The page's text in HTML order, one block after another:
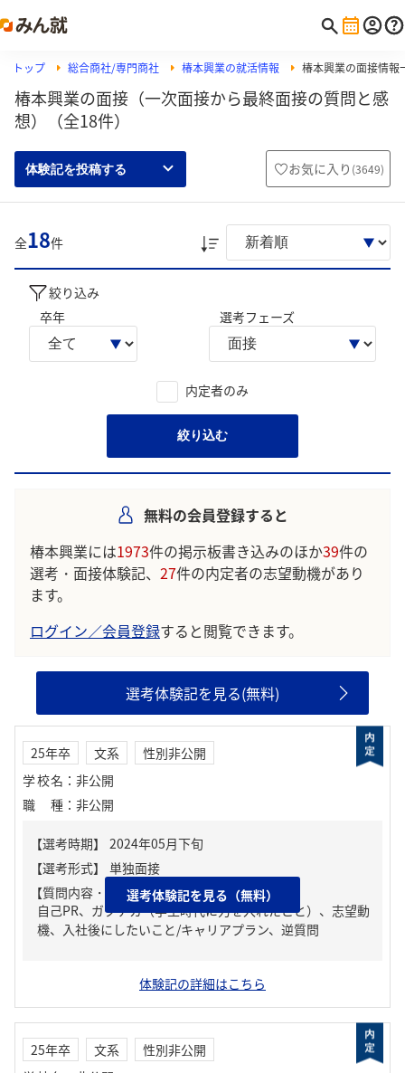
トップ 総合商社/専門商社 椿本興業の就活情報 椿本興業の面接情報
椿本興業の面接（一次面接から最終面接の質問と感
想）（全18件）
体験記を投稿する お気に入り (3649)
全18件
絞り込み
卒年
選考フェーズ
内定者のみ
絞り込む
無料の会員登録すると
椿本興業には1973件の掲示板書き込みのほか39件の
選考・面接体験記、 27件の内定者の志望動機があり
ます。
ログイン／会員登録すると閲覧できます。
選考体験記を見る(無料)
25年卒 文系
性別非公開
学校名 ： 非公開
職種 ： 非公開
【質問内容・課題】
自己PR、ガクチカ（学生時代に力を入れたこと）、志望動
機、入社後にしたいこと/キャリアプラン、逆質問
選考体験記を見る（無料）
体験記の詳細はこちら
25年卒 文系
性別非公開